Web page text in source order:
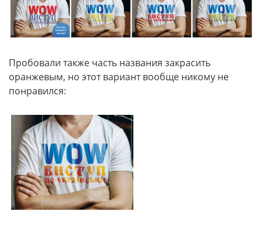
Пробовали также часть названия закрасить
оранжевым, но этот вариант вообще никому не
понравился: